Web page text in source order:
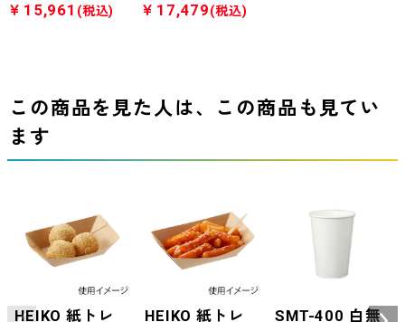
￥15,961 (税込) ￥17,479(税込)
この商品を見た人は、この商品も見てい
ます
HEIKO 紙トレ
HEIKO 紙トレ
SMT-400 白無